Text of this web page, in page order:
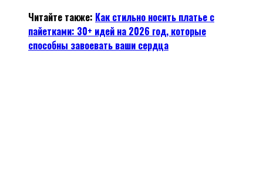
Читайте также: Как стильно носить платье с
пайетками: 30+ идей на 2026 год, которые
способны завоевать ваши сердца